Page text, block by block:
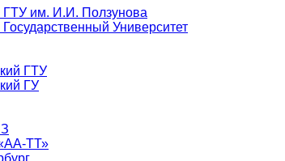
ГТУ им. И.И. Ползунова
Университет
ГТУ
ГУ
ТТ»